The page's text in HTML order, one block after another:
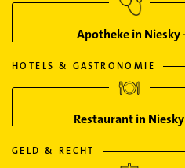
Apotheke in Niesky
HOTELS & GASTRONOMIE
Restaurant in Niesky
GELD & RECHT